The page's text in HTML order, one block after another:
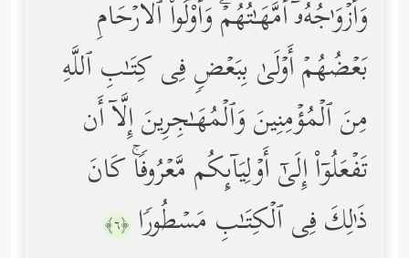
وَأَزۡوَ ٰ⁠جُهُۥۤ أُمَّهَـٰتُهُمۡۗ وَأُوْلُواْ ٱلۡأَرۡحَامِ
بَعۡضُهُمۡ أَوۡلَىٰ بِبَعۡضࣲ فِی كِتَـٰبِ ٱللَّهِ
مِنَ ٱلۡمُؤۡمِنِینَ وَٱلۡمُهَـٰجِرِینَ إِلَّاۤ أَن
تَفۡعَلُوۤاْ إِلَىٰۤ أَوۡلِیَاۤىِٕكُم مَّعۡرُوفࣰاۚ كَانَ
ذَ ٰ⁠لِكَ فِی ٱلۡكِتَـٰبِ مَسۡطُورࣰا ﴿٦﴾